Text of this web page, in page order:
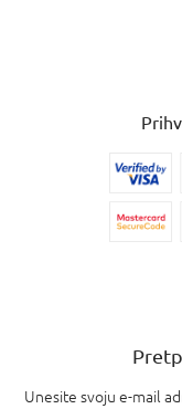
Unesite svoju e-mail